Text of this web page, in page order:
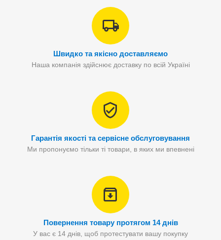
Швидко та якісно доставляємо
Наша компанія здійснює доставку по всій Україні
Гарантія якості та сервісне обслуговування
Ми пропонуємо тільки ті товари, в яких ми впевнені
Повернення товару протягом 14 днів
У вас є 14 днів, щоб протестувати вашу покупку